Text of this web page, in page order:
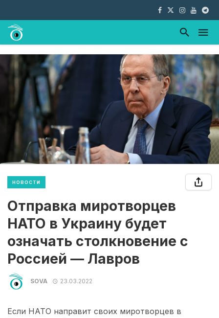
НОВОСТИ
Отправка миротворцев
НАТО в Украину будет
означать столкновение с
Россией — Лавров
SOVA 23.03.2022
Если НАТО направит своих миротворцев в